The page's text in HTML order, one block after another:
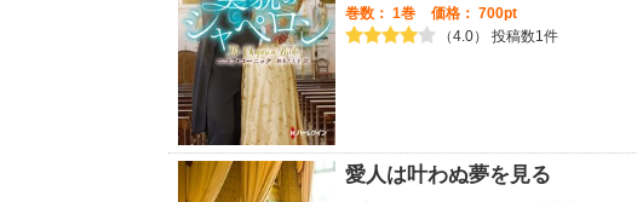
巻数： 1巻
価格： 700pt
（4.0） 投稿数1件
愛人は叶わぬ夢を見る